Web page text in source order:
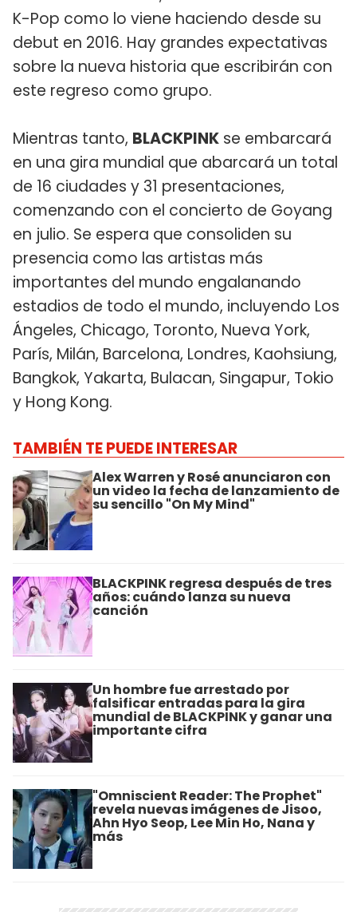
K-Pop como lo viene haciendo desde su
debut en 2016. Hay grandes expectativas
sobre la nueva historia que escribirán con
este regreso como grupo.
Mientras tanto, BLACKPINK se embarcará
en una gira mundial que abarcará un total
de 16 ciudades y 31 presentaciones,
comenzando con el concierto de Goyang
en julio. Se espera que consoliden su
presencia como las artistas más
importantes del mundo engalanando
estadios de todo el mundo, incluyendo Los
Ángeles, Chicago, Toronto, Nueva York,
París, Milán, Barcelona, ​​Londres, Kaohsiung,
Bangkok, Yakarta, Bulacan, Singapur, Tokio
y Hong Kong.
TAMBIÉN TE PUEDE INTERESAR
Alex Warren y Rosé anunciaron con
un video la fecha de lanzamiento de
su sencillo "On My Mind"
BLACKPINK regresa después de tres
años: cuándo lanza su nueva
canción
Un hombre fue arrestado por
falsificar entradas para la gira
mundial de BLACKPINK y ganar una
importante cifra
"Omniscient Reader: The Prophet"
revela nuevas imágenes de Jisoo,
Ahn Hyo Seop, Lee Min Ho, Nana y
más